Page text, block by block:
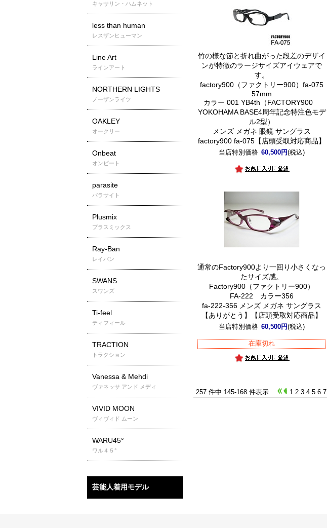
キャサリン・ハムネット
less than human
レスザンヒューマン
Line Art
ラインアート
NORTHERN LIGHTS
ノーザンライツ
OAKLEY
オークリー
Onbeat
オンビート
parasite
パラサイト
Plusmix
プラスミックス
Ray-Ban
レイバン
SWANS
スワンズ
Ti-feel
ティフィール
TRACTION
トラクション
Vanessa & Mehdi
ヴァネッサ アンド メディ
VIVID MOON
ヴィヴィド ムーン
WARU45°
ワル４５°
芸能人着用モデル
竹の様な節と折れ曲がった段差のデザイ
ンが特徴のラージサイズアイウェアで
す。
factory900（ファクトリー900）fa-075
57mm
カラー 001 YB4th（FACTORY900
YOKOHAMA BASE4周年記念特注色モデ
ル2型）
メンズ メガネ 眼鏡 サングラス
factory900 fa-075【店頭受取対応商品】
当店特別価格 60,500円(税込)
通常のFactory900より一回り小さくなっ
たサイズ感。
Factory900（ファクトリー900）
FA-222 カラー356
fa-222-356 メンズ メガネ サングラス
【ありがとう】【店頭受取対応商品】
当店特別価格 60,500円(税込)
在庫切れ
257 件中 145-168 件表示 1 2 3 4 5 6 7